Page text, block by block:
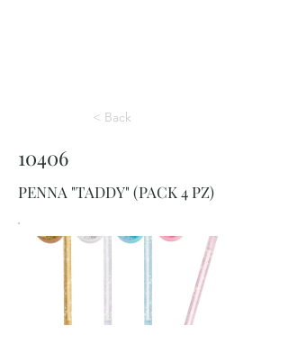
< Back
10406
PENNA "TADDY" (PACK 4 PZ)